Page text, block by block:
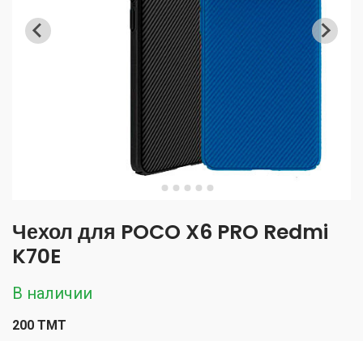
Чехол для POCO X6 PRO Redmi
K70E
В наличии
200 TMT